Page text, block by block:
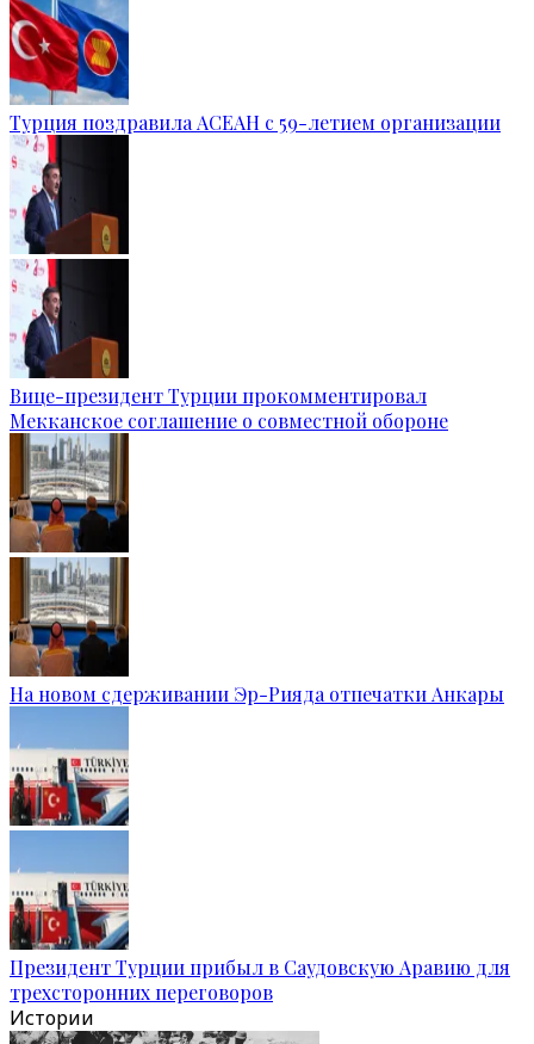
Турция поздравила АСЕАН с 59-летием организации
Вице-президент Турции прокомментировал
Мекканское соглашение о совместной обороне
На новом сдерживании Эр-Рияда отпечатки Анкары
Президент Турции прибыл в Саудовскую Аравию для
трехсторонних переговоров
Истории